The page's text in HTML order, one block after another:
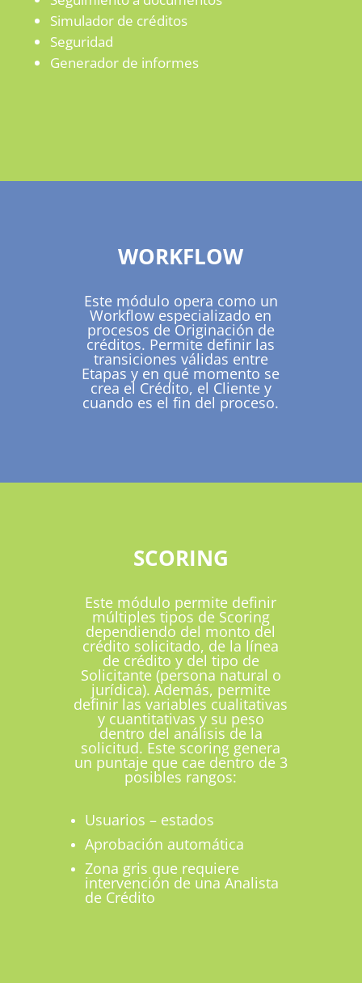
Simulador de créditos
Seguridad
Generador de informes
WORKFLOW
Este módulo opera como un
Workflow especializado en
procesos de Originación de
créditos. Permite definir las
transiciones válidas entre
Etapas y en qué momento se
crea el Crédito, el Cliente y
cuando es el fin del proceso.
SCORING
Este módulo permite definir
múltiples tipos de Scoring
dependiendo del monto del
crédito solicitado, de la línea
de crédito y del tipo de
Solicitante (persona natural o
jurídica). Además, permite
definir las variables cualitativas
y cuantitativas y su peso
dentro del análisis de la
solicitud. Este scoring genera
un puntaje que cae dentro de 3
posibles rangos:
Usuarios – estados
Aprobación automática
Zona gris que requiere
intervención de una Analista
de Crédito